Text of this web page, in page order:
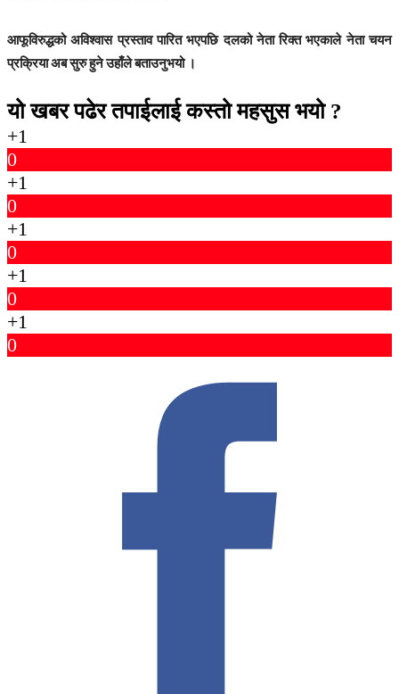
आफूविरुद्धको अविश्वास प्रस्ताव पारित भएपछि दलको नेता रिक्त भएकाले नेता चयन
प्रक्रिया अब सुरु हुने उहाँले बताउनुभयो ।
यो खबर पढेर तपाईलाई कस्तो महसुस भयो ?
+1
0
+1
0
+1
0
+1
0
+1
0